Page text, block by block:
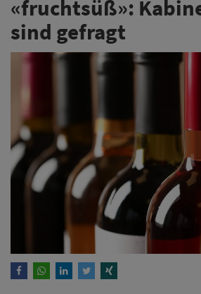
«fruchtsüß»:
sind gefragt